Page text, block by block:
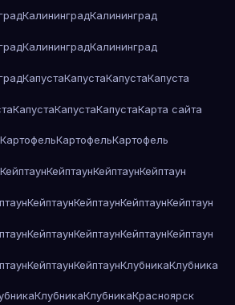
КалининградКалининград
КалининградКалининград
КапустаКапустаКапустаКапуста
КапустаКапустаКапустаКарта сайта
КартофельКартофельКартофель
КейптаунКейптаунКейптаунКейптаун
КейптаунКейптаунКейптаунКейптаун
КейптаунКейптаунКейптаунКейптаун
КейптаунКейптаунКлубникаКлубника
КлубникаКлубникаКрасноярск